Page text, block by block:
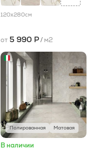
120x280см
от 5 990 Р/ м2
Полированная Матовая
В наличии